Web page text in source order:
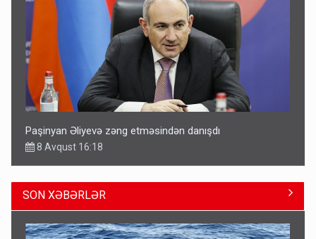
Paşinyan Əliyevə zəng etməsindən danışdı
8 Avqust 16:18
SON XƏBƏRLƏR